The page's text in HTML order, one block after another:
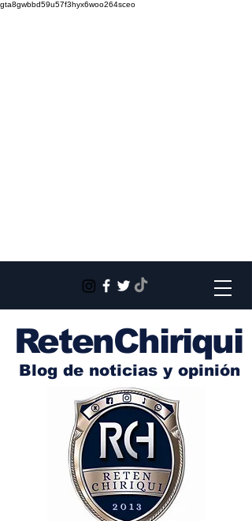
gta8gwbbd59u57f3hyx6woo264sceo
RetenChiriqui
Blog de noticias y opinión